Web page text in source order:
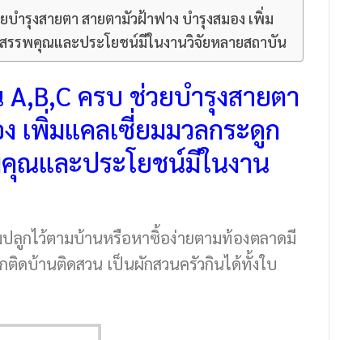
รุงสายตา สายตามัวฝ้าฟาง บำรุงสมอง เพิ่ม
รรพคุณและประโยชน์มีในงานวิจัยหลายสถาบัน
ครบ ช่วยบำรุงสายตา
เพิ่มแคลเซี่ยมมวลกระดูก
ณและประโยชน์มีในงาน
กไว้ตามบ้านหรือหาซิ้อง่ายตามท้องตลาดมี
ดบ้านติดสวน เป็นผักสวนครัวกินได้ทั้งใบ